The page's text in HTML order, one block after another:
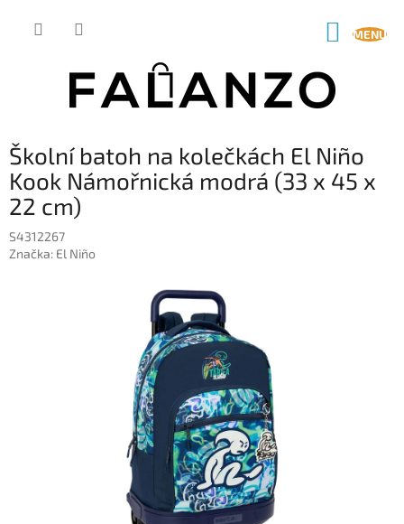
Školní batoh na kolečkách El Niño
Kook Námořnická modrá (33 x 45 x
22 cm)
S4312267
Značka: El Niño